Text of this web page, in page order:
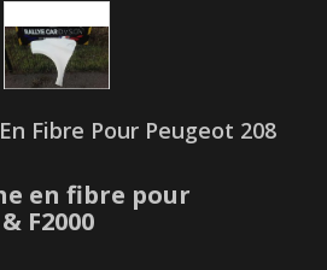
Fibre Pour Peugeot 208
en fibre pour
F2000